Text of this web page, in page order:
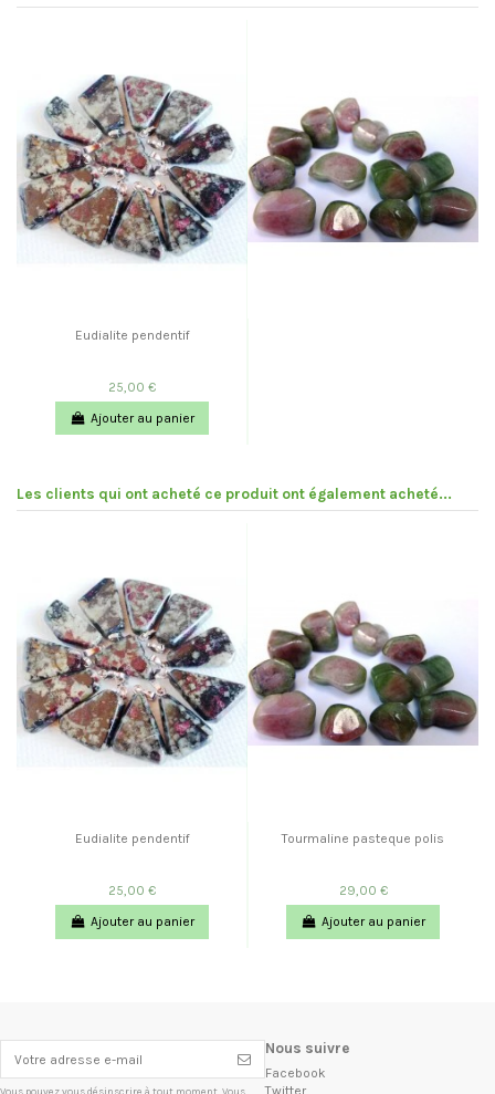
Eudialite pendentif
25,00 €
Ajouter au panier
Les clients qui ont acheté ce produit ont également acheté...
Eudialite pendentif
25,00 €
Ajouter au panier
Tourmaline pasteque polis
29,00 €
Ajouter au panier
Vous pouvez vous désinscrire à tout moment. Vous
Nous suivre
Facebook